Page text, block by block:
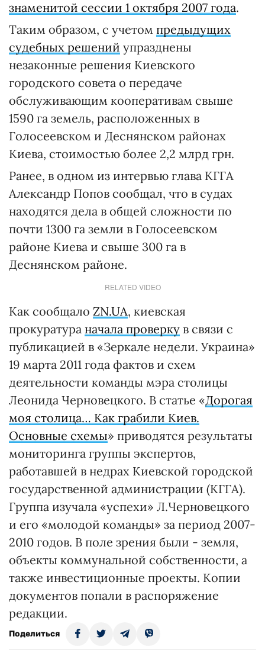
знаменитой сессии 1 октября 2007 года.
Таким образом, с учетом предыдущих
судебных решений упразднены
незаконные решения Киевского
городского совета о передаче
обслуживающим кооперативам свыше
1590 га земель, расположенных в
Голосеевском и Деснянском районах
Киева, стоимостью более 2,2 млрд грн.
Ранее, в одном из интервью глава КГГА
Александр Попов сообщал, что в судах
находятся дела в общей сложности по
почти 1300 га земли в Голосеевском
районе Киева и свыше 300 га в
Деснянском районе.
RELATED VIDEO
Как сообщало ZN.UA, киевская
прокуратура начала проверку в связи с
публикацией в «Зеркале недели. Украина»
19 марта 2011 года фактов и схем
деятельности команды мэра столицы
Леонида Черновецкого. В статье «Дорогая
моя столица… Как грабили Киев.
Основные схемы» приводятся результаты
мониторинга группы экспертов,
работавшей в недрах Киевской городской
государственной администрации (КГГА).
Группа изучала «успехи» Л.Черновецкого
и его «молодой команды» за период 2007-
2010 годов. В поле зрения были - земля,
объекты коммунальной собственности, а
также инвестиционные проекты. Копии
документов попали в распоряжение
редакции.
Поделиться